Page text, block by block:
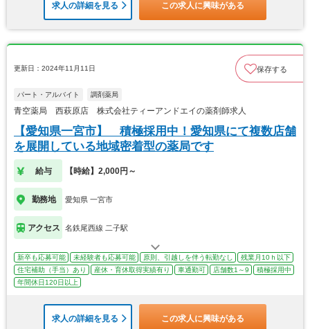
求人の詳細を見る この求人に興味がある
更新日：2024年11月11日 保存する
パート・アルバイト 調剤薬局
青空薬局 西萩原店 株式会社ティーアンドエイの薬剤師求人
【愛知県一宮市】 積極採用中！愛知県にて複数店舗
を展開している地域密着型の薬局です
給与 【時給】2,000円～
勤務地 愛知県 一宮市
アクセス 名鉄尾西線 二子駅
新卒も応募可能 未経験者も応募可能 原則、引越しを伴う転勤なし
残業月10ｈ以下
住宅補助（手当）あり
産休・育休取得実績有り 車通勤可 店舗数1～9
積極採用中
年間休日120日以上
求人の詳細を見る この求人に興味がある